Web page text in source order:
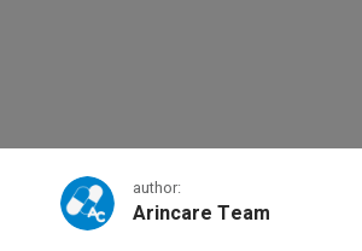
author:
Arincare Team